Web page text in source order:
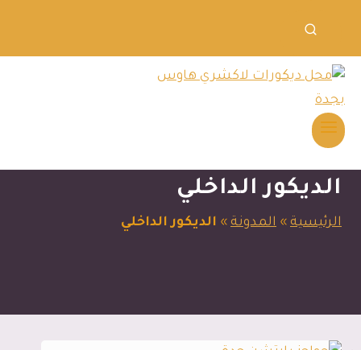
الديكور الداخلي
الرئيسية » المدونة » الديكور الداخلي